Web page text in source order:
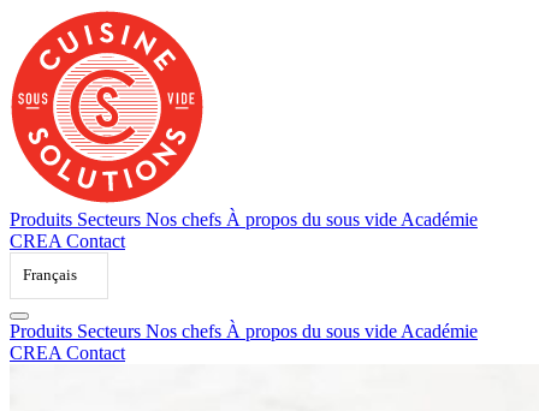
content
Produits Secteurs Nos chefs À propos du sous vide Académie
CREA Contact
Français
Produits Secteurs Nos chefs À propos du sous vide Académie
CREA Contact